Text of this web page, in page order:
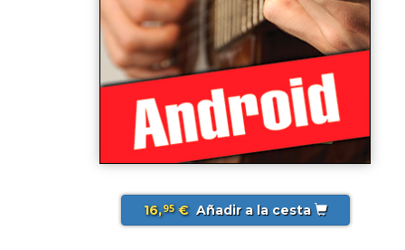
16,95€ Añadir a la cesta